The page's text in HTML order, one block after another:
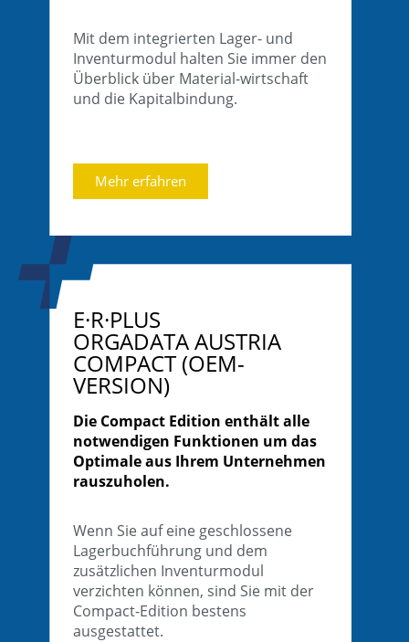
Mit dem integrierten Lager- und
Inventurmodul halten Sie immer den
Überblick über Material-wirtschaft
und die Kapitalbindung.
Mehr erfahren
E·R·PLUS
ORGADATA AUSTRIA
COMPACT (OEM-
VERSION)
Die Compact Edition enthält alle
notwendigen Funktionen um das
Optimale aus Ihrem Unternehmen
rauszuholen.
Wenn Sie auf eine geschlossene
Lagerbuchführung und dem
zusätzlichen Inventurmodul
verzichten können, sind Sie mit der
Compact-Edition bestens
ausgestattet.